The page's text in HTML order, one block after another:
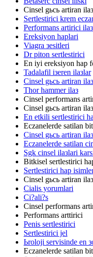
Cinsel gьcь artiran
Sertlestirici krem
Performans artirici
Ereksiyon haplari
Viagra зesitleri
Dr piton sertlestirici
En iyi ereksiyon hap
Tadalafil iзeren ilaзlar
Cinsel gьcь artiran
Thor hammer ilaз
Cinsel performans
Cinsel gьcь artiran
En etkili sertlestirici
Eczanelerde satilan
Cinsel gьcь artiran
Eczanelerde satilan
Sgk cinsel ilaзlari
Bitkisel sertlestirici
Sertlestirici hap
Cinsel gьcь artiran
Cialis yorumlari
Ci?ali?s
Cinsel performans
Performans arttirici
Penis sertlestirici
Sertlestirici jel
Ьroloji servisinde en
Eczanelerde satilan